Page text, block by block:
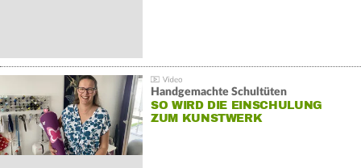
Handgemachte Schultüten
SO WIRD DIE EINSCHULUNG
ZUM KUNSTWERK